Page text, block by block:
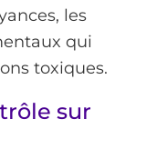
les
qui
toxiques.
sur